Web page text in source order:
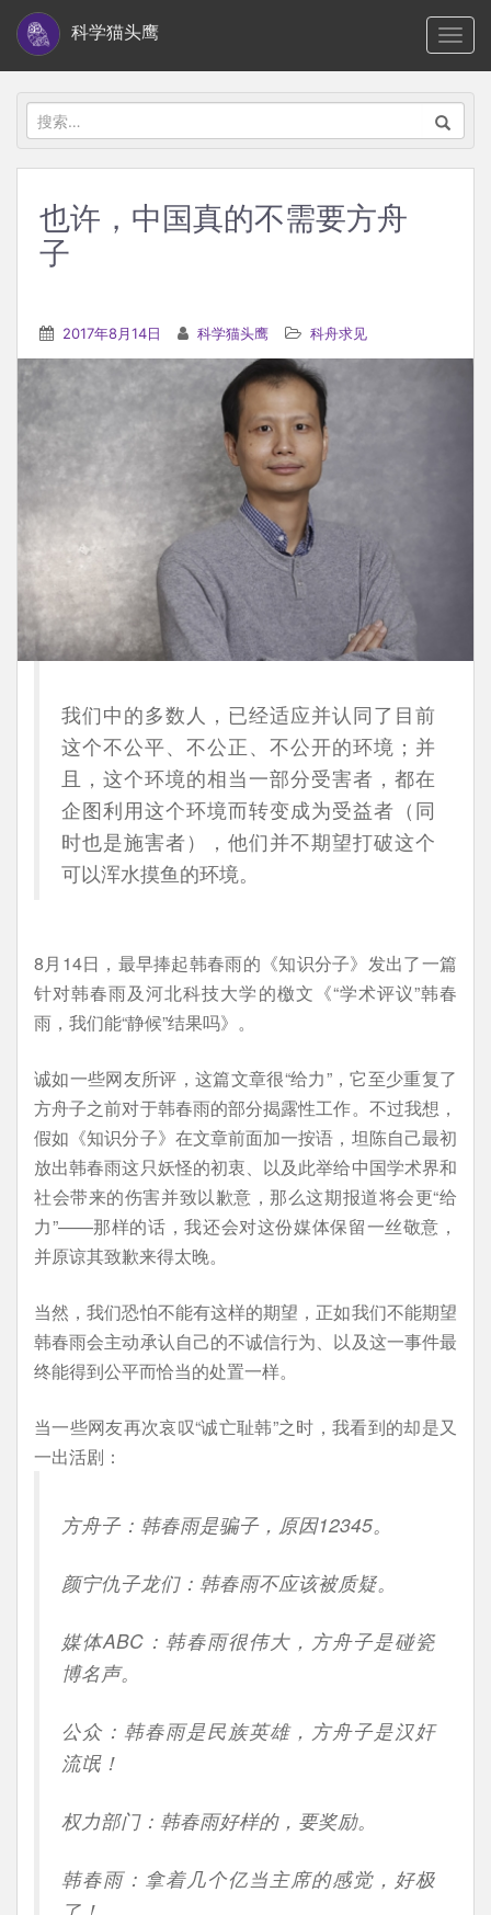
i
科学猫头鹰
搜
索：
也许，中国真的不需要方舟
子
2017年8月14日 科学猫头鹰 科舟求见
我们中的多数人，已经适应并认同了目前
这个不公平、不公正、不公开的环境；并
且，这个环境的相当一部分受害者，都在
企图利用这个环境而转变成为受益者（同
时也是施害者），他们并不期望打破这个
可以浑水摸鱼的环境。
8月14日，最早捧起韩春雨的《知识分子》发出了一篇
针对韩春雨及河北科技大学的檄文《“学术评议”韩春
雨，我们能“静候”结果吗》。
诚如一些网友所评，这篇文章很“给力”，它至少重复了
方舟子之前对于韩春雨的部分揭露性工作。不过我想，
假如《知识分子》在文章前面加一按语，坦陈自己最初
放出韩春雨这只妖怪的初衷、以及此举给中国学术界和
社会带来的伤害并致以歉意，那么这期报道将会更“给
力”——那样的话，我还会对这份媒体保留一丝敬意，
并原谅其致歉来得太晚。
当然，我们恐怕不能有这样的期望，正如我们不能期望
韩春雨会主动承认自己的不诚信行为、以及这一事件最
终能得到公平而恰当的处置一样。
当一些网友再次哀叹“诚亡耻韩”之时，我看到的却是又
一出活剧：
方舟子：韩春雨是骗子，原因12345。
颜宁仇子龙们：韩春雨不应该被质疑。
媒体ABC：韩春雨很伟大，方舟子是碰瓷
博名声。
公众：韩春雨是民族英雄，方舟子是汉奸
流氓！
权力部门：韩春雨好样的，要奖励。
韩春雨：拿着几个亿当主席的感觉，好极